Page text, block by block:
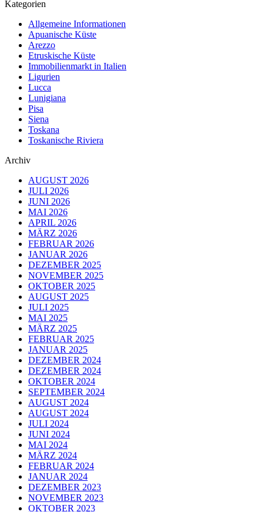
Kategorien
Allgemeine Informationen
Apuanische Küste
Arezzo
Etruskische Küste
Immobilienmarkt in Italien
Ligurien
Lucca
Lunigiana
Pisa
Siena
Toskana
Toskanische Riviera
Archiv
AUGUST 2026
JULI 2026
JUNI 2026
MAI 2026
APRIL 2026
MÄRZ 2026
FEBRUAR 2026
JANUAR 2026
DEZEMBER 2025
NOVEMBER 2025
OKTOBER 2025
AUGUST 2025
JULI 2025
MAI 2025
MÄRZ 2025
FEBRUAR 2025
JANUAR 2025
DEZEMBER 2024
DEZEMBER 2024
OKTOBER 2024
SEPTEMBER 2024
AUGUST 2024
AUGUST 2024
JULI 2024
JUNI 2024
MAI 2024
MÄRZ 2024
FEBRUAR 2024
JANUAR 2024
DEZEMBER 2023
NOVEMBER 2023
OKTOBER 2023